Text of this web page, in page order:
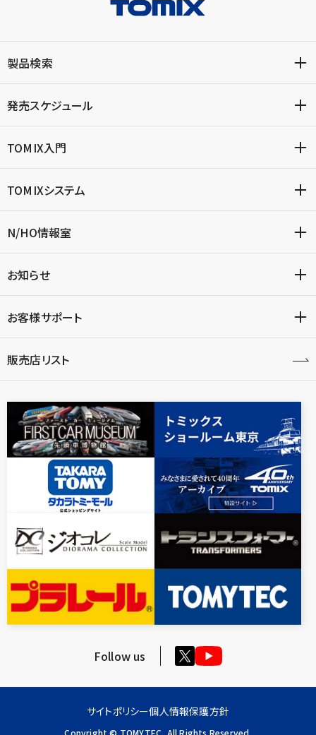
製品検索
発売スケジュール
TOMIX入門
TOMIXシステム
N/HO情報室
お知らせ
お客様サポート
販売店リスト
Follow us
サイトポリシー個人情報保護方針
Copyright © TOMYTEC, All Rights Reserved.